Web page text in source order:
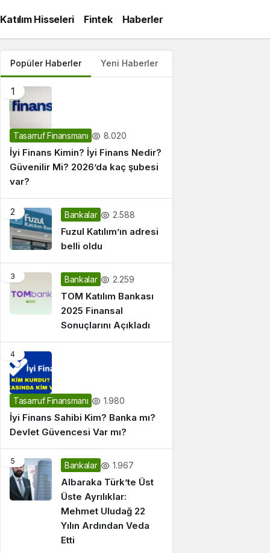
Katılım Hisseleri Fintek Haberler
Popüler Haberler Yeni Haberler
1
Tasarruf Finansmanı 8.020
İyi Finans Kimin? İyi Finans Nedir?
Güvenilir Mi? 2026’da kaç şubesi
var?
2 Bankalar 2.588
Fuzul Katılım’ın adresi
belli oldu
3 Bankalar 2.259
TOM Katılım Bankası
2025 Finansal
Sonuçlarını Açıkladı
4
Tasarruf Finansmanı 1.980
İyi Finans Sahibi Kim? Banka mı?
Devlet Güvencesi Var mı?
5 Bankalar 1.967
Albaraka Türk’te Üst
Üste Ayrılıklar:
Mehmet Uludağ 22
Yılın Ardından Veda
Etti